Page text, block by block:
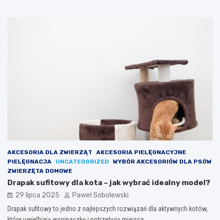
AKCESORIA DLA ZWIERZĄT
AKCESORIA PIELĘGNACYJNE
PIELĘGNACJA
UNCATEGORIZED
WYBÓR AKCESORIÓW DLA PSÓW
ZWIERZĘTA DOMOWE
Drapak sufitowy dla kota – jak wybrać idealny model?
29 lipca 2025 Paweł Sobolewski
Drapak sufitowy to jedno z najlepszych rozwiązań dla aktywnych kotów,